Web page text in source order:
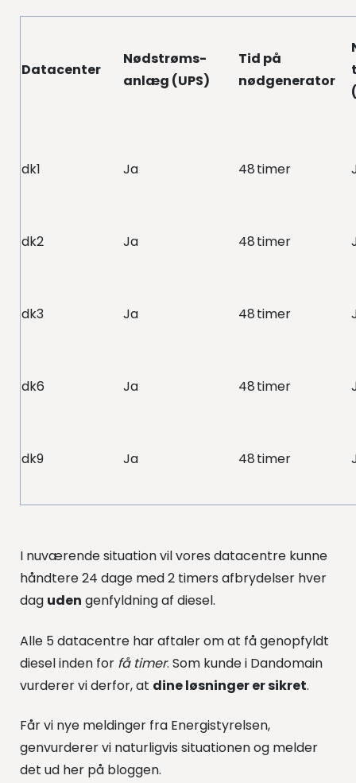
Datacenter
Nødstrøms-
anlæg (UPS)
Tid på
nødgenerator
dk1 Ja 48 timer
dk2 Ja 48 timer
dk3 Ja 48 timer
dk6 Ja 48 timer
dk9 Ja 48 timer
I nuværende situation vil vores datacentre kunne
håndtere 24 dage med 2 timers afbrydelser hver
dag uden genfyldning af diesel.
Alle 5 datacentre har aftaler om at få genopfyldt
diesel inden for få timer. Som kunde i Dandomain
vurderer vi derfor, at dine løsninger er sikret.
Får vi nye meldinger fra Energistyrelsen,
genvurderer vi naturligvis situationen og melder
det ud her på bloggen.